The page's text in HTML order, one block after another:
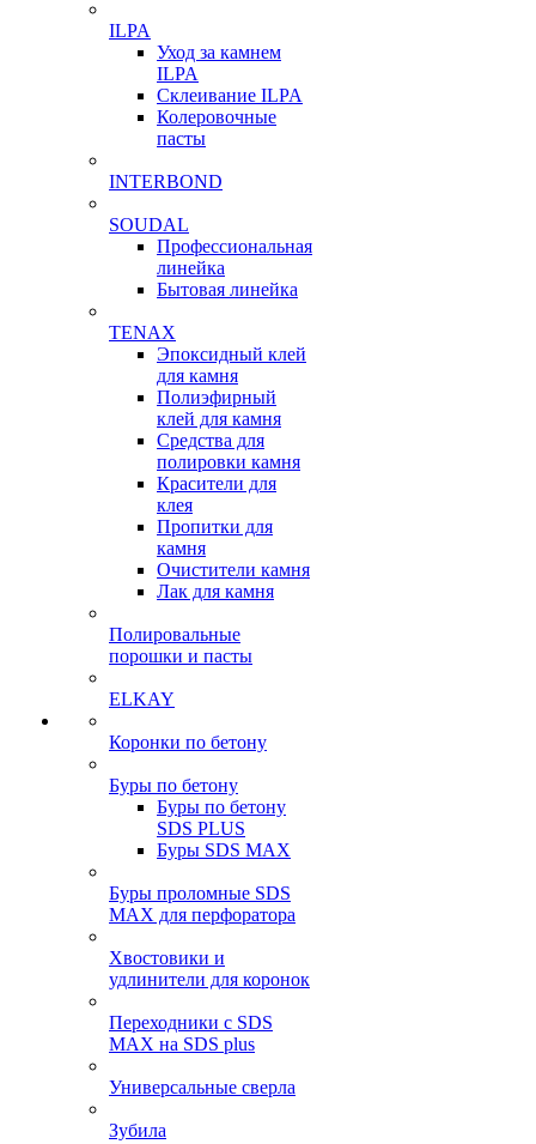
ILPA
Уход за камнем
ILPA
Склеивание ILPA
Колеровочные
пасты
INTERBOND
SOUDAL
Профессиональная
линейка
Бытовая линейка
TENAX
Эпоксидный клей
для камня
Полиэфирный
клей для камня
Средства для
полировки камня
Красители для
клея
Пропитки для
камня
Очистители камня
Лак для камня
Полировальные
порошки и пасты
ELKAY
Коронки по бетону
Буры по бетону
Буры по бетону
SDS PLUS
Буры SDS MAX
Буры проломные SDS
MAX для перфоратора
Хвостовики и
удлинители для коронок
Переходники с SDS
MAX на SDS plus
Универсальные сверла
Зубила